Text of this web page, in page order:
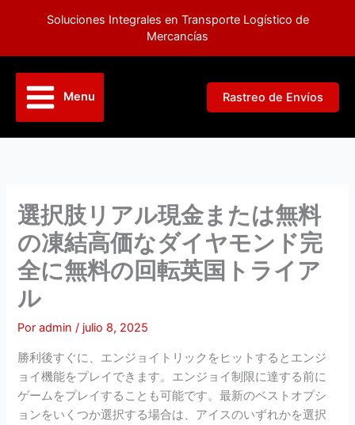
Soluciones Integrales en Transporte Logístico de
Mercancías
Menu Rastreo de Envíos
選択肢リアル現金または無料
の凍結高価なダイヤモンド完
全に無料の回転英国トライア
ル
Poradmin/ julio 8, 2025
勝利後すぐに、エンジョイトリックをヒットするとエンジ
ョイ機能をプレイできます。エンジョイ制限に達する前に
ゲームをプレイすることも可能です。最新のベストオプシ
ョンをいくつか選択する場合は、アイスのいずれかを選択